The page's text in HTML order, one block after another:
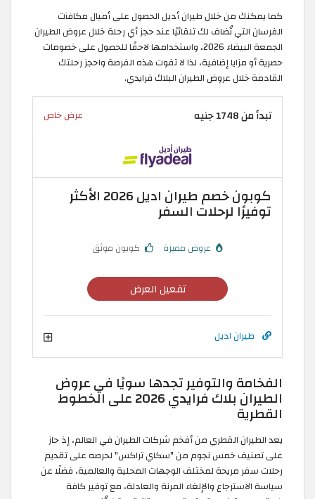
كما يمكنك من خلال طيران أديل الحصول على أميال مكافآت
الفرسان التي تُضاف لك تلقائيًا عند حجز أي رحلة خلال عروض الطيران
الجمعة البيضاء 2026، واستخدامها لاحقًا للحصول على خصومات
حصرية أو مزايا إضافية، لذا لا تفوت هذه الفرصة واحجز رحلتك
القادمة خلال عروض الطيران البلاك فرايدي.
تبدأ من 1748 جنيه عرض خاص
كوبون خصم طيران اديل 2026 الأكثر
توفيرًا لرحلات السفر
عروض مميزة كوبون موثق
تفعيل العرض
طيران اديل
الفخامة والتوفير تجدها سويًا في عروض
الطيران بلاك فرايدي 2026 على الخطوط
القطرية
يعد الطيران القطري من أفخم شركات الطيران في العالم، إذ حاز
على تصنيف خمس نجوم من "سكاي تراكس" لحرصه على تقديم
رحلات سفر مريحة لمختلف الوجهات المحلية والعالمية، فضلًا عن
سياسة الاسترجاع والإلغاء المرنة والعادلة، مع توفير كافة